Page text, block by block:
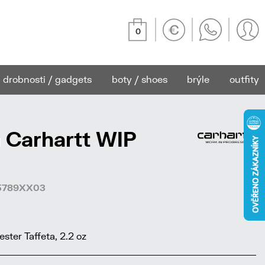
0
drobnosti / gadgets boty / shoes brýle outfity
WIP
Taffeta, 2.2 oz